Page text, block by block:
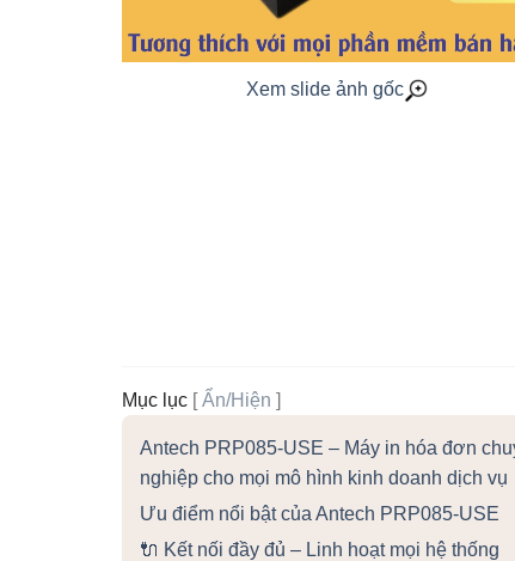
Xem slide ảnh gốc
Mục lục [Ẩn/Hiện ]
Antech PRP085-USE – Máy in hóa đơn
nghiệp cho mọi mô hình kinh doanh dịch vụ
Ưu điểm nổi bật của Antech PRP085-USE
🔌 Kết nối đầy đủ – Linh hoạt mọi hệ thống